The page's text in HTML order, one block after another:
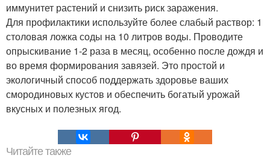
иммунитет растений и снизить риск заражения.
Для профилактики используйте более слабый раствор: 1
столовая ложка соды на 10 литров воды. Проводите
опрыскивание 1-2 раза в месяц, особенно после дождя и
во время формирования завязей. Это простой и
экологичный способ поддержать здоровье ваших
смородиновых кустов и обеспечить богатый урожай
вкусных и полезных ягод.
Читайте также